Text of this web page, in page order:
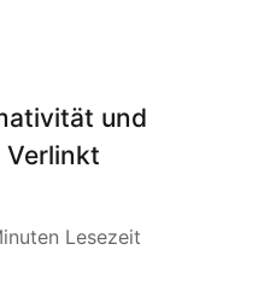
und
Verlinkt
Lesezeit